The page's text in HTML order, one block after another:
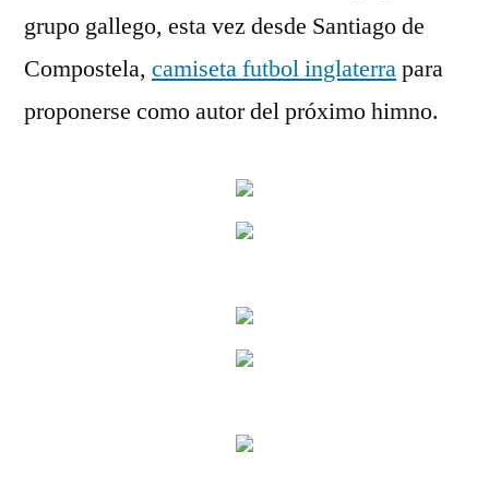
grupo gallego, esta vez desde Santiago de
Compostela, camiseta futbol inglaterrapara
proponerse como autor del próximo himno.